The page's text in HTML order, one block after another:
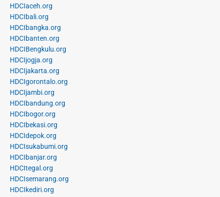
HDCIaceh.org
HDCIbali.org
HDCIbangka.org
HDCIbanten.org
HDCIBengkulu.org
HDCIjogja.org
HDCIjakarta.org
HDCIgorontalo.org
HDCIjambi.org
HDCIbandung.org
HDCIbogor.org
HDCIbekasi.org
HDCIdepok.org
HDCIsukabumi.org
HDCIbanjar.org
HDCItegal.org
HDCIsemarang.org
HDCIkediri.org